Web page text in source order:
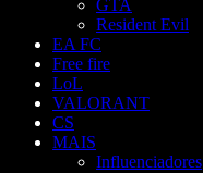
GTA
Resident Evil
EA FC
Free fire
LoL
VALORANT
CS
MAIS
Influenciadores